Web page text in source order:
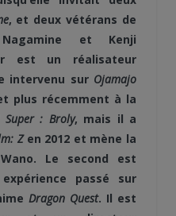
, et deux vétérans de
et Kenji
est un réalisateur
intervenu sur Ojamajo
plus récemment à la
Super : Broly, mais il a
Zen 2012 et mène la
Le second est
passé sur
Dragon Quest. Il est